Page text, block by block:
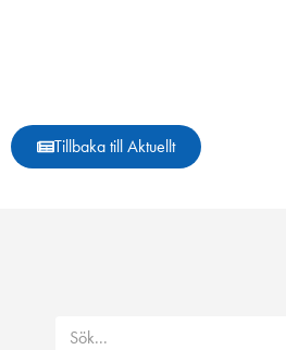
Tillbaka till Aktuellt